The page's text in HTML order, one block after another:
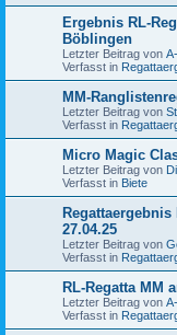
Ergebnis RL-
Böblingen
Letzter Beitrag von
Verfasst in
MM-
Letzter Beitrag von
Verfasst in
Micro Magic
Letzter Beitrag von
Verfasst in Biete
27.04.25
Letzter Beitrag von
Verfasst in
RL-Regatta MM
Letzter Beitrag von
Verfasst in